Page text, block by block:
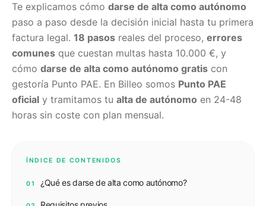
Te explicamos cómo darse de alta como autónomo
paso a paso desde la decisión inicial hasta tu primera
factura legal. 18 pasos reales del proceso, errores
comunes que cuestan multas hasta 10.000 €, y
cómo darse de alta como autónomo gratis con
gestoría Punto PAE. En Billeo somos Punto PAE
oficial y tramitamos tu alta de autónomo en 24-48
horas sin coste con plan mensual.
ÍNDICE DE CONTENIDOS
01 ¿Qué es darse de alta como autónomo?